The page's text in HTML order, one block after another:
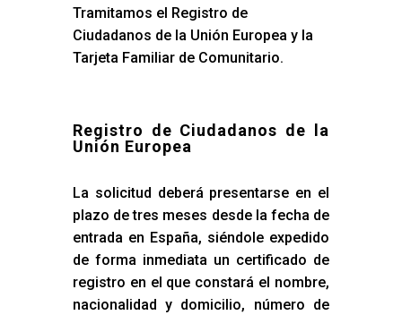
Tramitamos el Registro de
Ciudadanos de la Unión Europea y la
Tarjeta Familiar de Comunitario.
Registro de Ciudadanos de la
Unión Europea
La solicitud deberá presentarse en el
plazo de tres meses desde la fecha de
entrada en España, siéndole expedido
de forma inmediata un certificado de
registro en el que constará el nombre,
nacionalidad y domicilio, número de